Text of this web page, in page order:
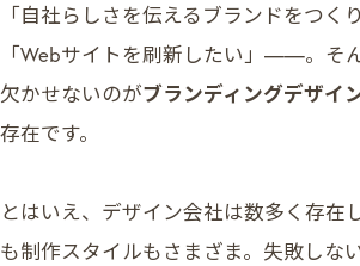
トナーと出会うために
▶ ご相談・お問合せはこちら
「自社らしさを伝えるブランドをつく
「Webサイトを刷新したい」——。そ
欠かせないのがブランディングデザイ
存在です。
とはいえ、デザイン会社は数多く存在
も制作スタイルもさまざま。失敗しな